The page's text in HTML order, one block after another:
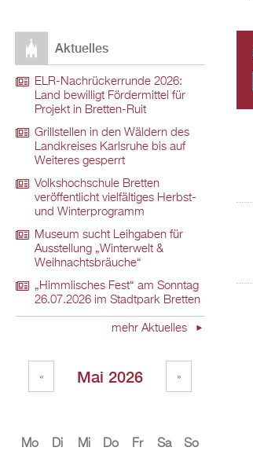
Aktuelles
ELR-Nachrückerrunde 2026:
Land bewilligt Fördermittel für
Projekt in Bretten-Ruit
Grillstellen in den Wäldern des
Landkreises Karlsruhe bis auf
Weiteres gesperrt
Volkshochschule Bretten
veröffentlicht vielfältiges Herbst-
und Winterprogramm
Museum sucht Leihgaben für
Ausstellung „Winterwelt &
Weihnachtsbräuche“
„Himmlisches Fest“ am Sonntag
26.07.2026 im Stadtpark Bretten
mehr Aktuelles
Mai 2026
« »
Mo Di Mi Do Fr Sa So